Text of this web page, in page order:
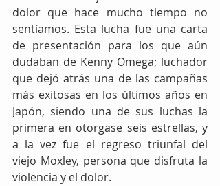
dolor que hace mucho tiempo no
sentíamos. Esta lucha fue una carta
de presentación para los que aún
dudaban de Kenny Omega; luchador
que dejó atrás una de las campañas
más exitosas en los últimos años en
Japón, siendo una de sus luchas la
primera en otorgase seis estrellas, y
a la vez fue el regreso triunfal del
viejo Moxley, persona que disfruta la
violencia y el dolor.